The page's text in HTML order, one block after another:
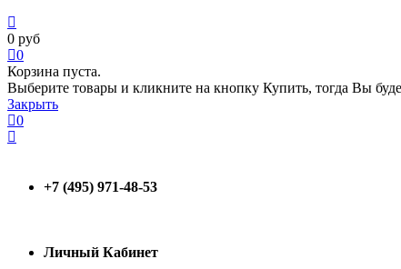
0 руб
0
Корзина пуста.
Выберите товары и кликните на кнопку Купить, тогда Вы
Закрыть
0
+7 (495) 971-48-53
Личный Кабинет